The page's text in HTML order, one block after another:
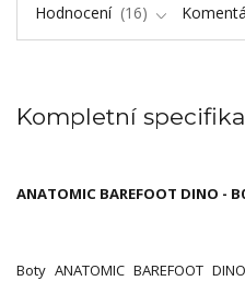
Hodnocení
16
Kompletní
ANATOMIC BAREFOOT DINO -
Boty ANATOMIC BAREFOOT